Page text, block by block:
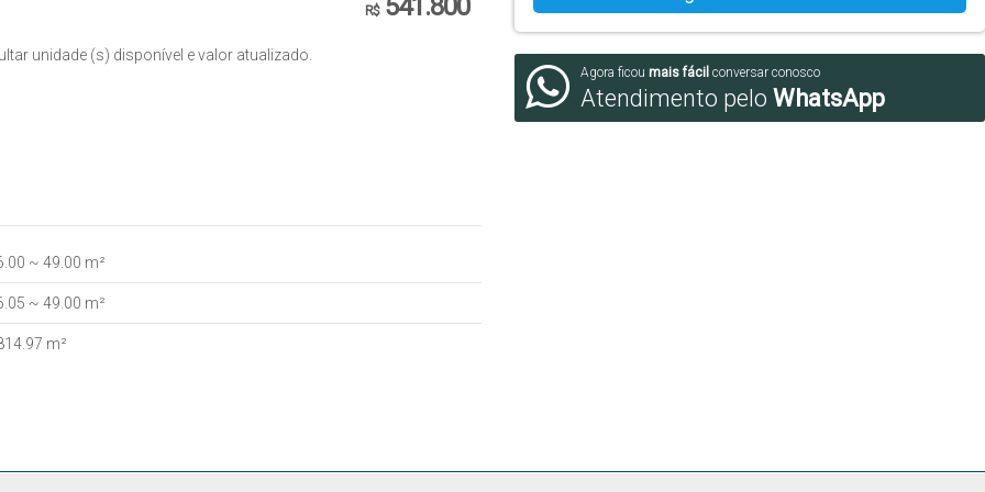
R$541.800
unidade (s) disponível e valor atualizado.
.00 ~ 49.00 m²
.05 ~ 49.00 m²
.97 m²
Agora ficou mais fácil conversar conosco
Atendimento pelo WhatsApp